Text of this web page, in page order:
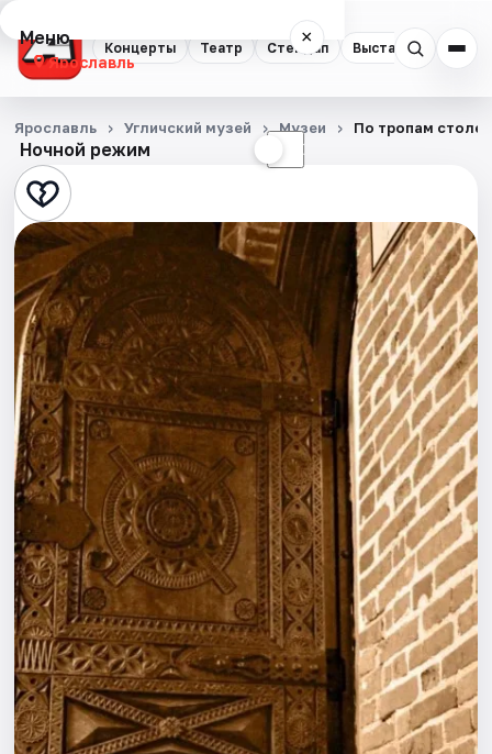
Концерты Театр Стендап Выставки
Меню ×
Ярославль
Концерты
Театр
Стендап
Выставки
Квесты
Экскурсии
События
Города
Площадки
Артисты
Рейтинги
Ночной режим ☾
Ярославль Угличский музей Музеи По тропам